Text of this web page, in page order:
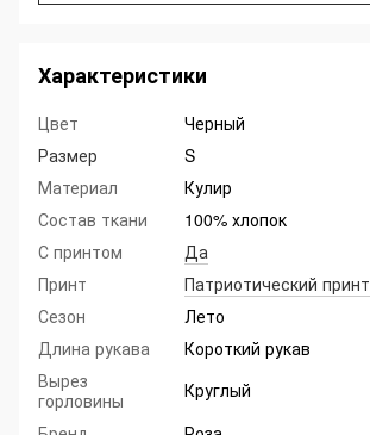
Характеристики
Цвет
Черный
Размер
S
Материал
Кулир
Состав ткани
100% хлопок
С принтом
Да
Принт
Патриотический принт
Сезон
Лето
Длина рукава
Короткий рукав
Вырез
горловины
Круглый